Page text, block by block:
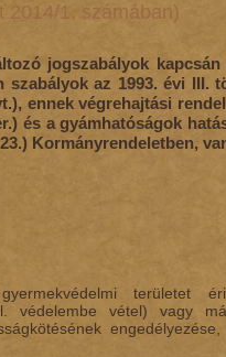
területet
védelembe vétel) vagy
2014/1. számában)
jogszabályok
szabályok az 1993. évi III.
ennek végrehajtási
és a gyámhatóságok
Kormányrendeletben,